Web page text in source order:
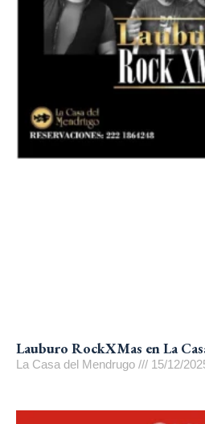
Lauburo RockXMas en La
La Casa del Mendrugo 15/12/